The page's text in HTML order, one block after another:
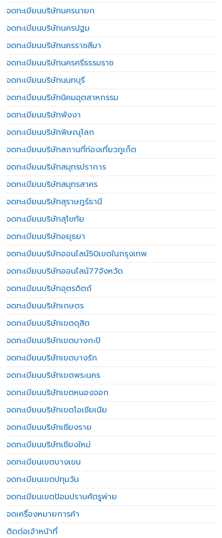
จดทะเบียนบริษัทนครนายก
จดทะเบียนบริษัทนครปฐม
จดทะเบียนบริษัทนครราชสีมา
จดทะเบียนบริษัทนครศรีธรรมราช
จดทะเบียนบริษัทนนทบุรี
จดทะเบียนบริษัทนิคมอุตสาหกรรม
จดทะเบียนบริษัทพังงา
จดทะเบียนบริษัทพิษณุโลก
จดทะเบียนบริษัทสถานที่ท่องเที่ยวภูเก็ต
จดทะเบียนบริษัทสมุทรปราการ
จดทะเบียนบริษัทสมุทรสาคร
จดทะเบียนบริษัทสุราษฎร์ธานี
จดทะเบียนบริษัทสุโขทัย
จดทะเบียนบริษัทอยุธยา
จดทะเบียนบริษัทออนไลน์50เขตในกรุงเทพ
จดทะเบียนบริษัทออนไลน์77จังหวัด
จดทะเบียนบริษัทอุตรดิตถ์
จดทะเบียนบริษัทเกษตร
จดทะเบียนบริษัทเขตดุสิต
จดทะเบียนบริษัทเขตบางกะปิ
จดทะเบียนบริษัทเขตบางรัก
จดทะเบียนบริษัทเขตพระนคร
จดทะเบียนบริษัทเขตหนองจอก
จดทะเบียนบริษัทเขตโอเชียเนีย
จดทะเบียนบริษัทเชียงราย
จดทะเบียนบริษัทเชียงใหม่
จดทะเบียนเขตบางเขน
จดทะเบียนเขตปทุมวัน
จดทะเบียนเขตป้อมปราบศัตรูพ่าย
จดเครื่องหมายการค้า
ติดต่อเจ้าหน้าที่